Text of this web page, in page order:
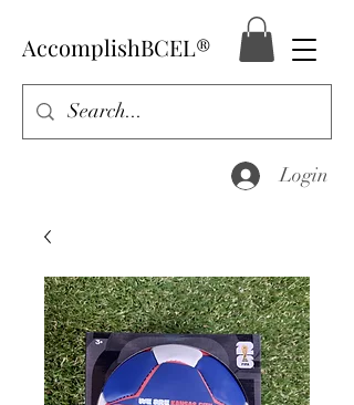
AccomplishBCEL®
Login